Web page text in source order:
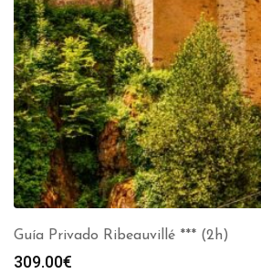
Guía Privado Ribeauvillé *** (2h)
309.00€